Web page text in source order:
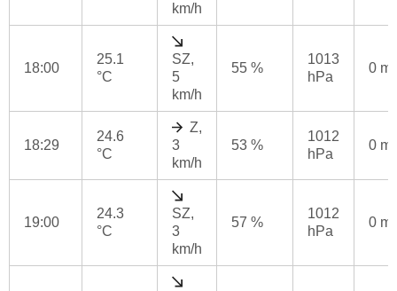
km/h
18:00
25.1
°C
SZ,
5
km/h
55 %
1013
hPa
0
18:29
24.6
°C
Z,
3
km/h
53 %
1012
hPa
0
19:00
24.3
°C
SZ,
3
km/h
57 %
1012
hPa
0